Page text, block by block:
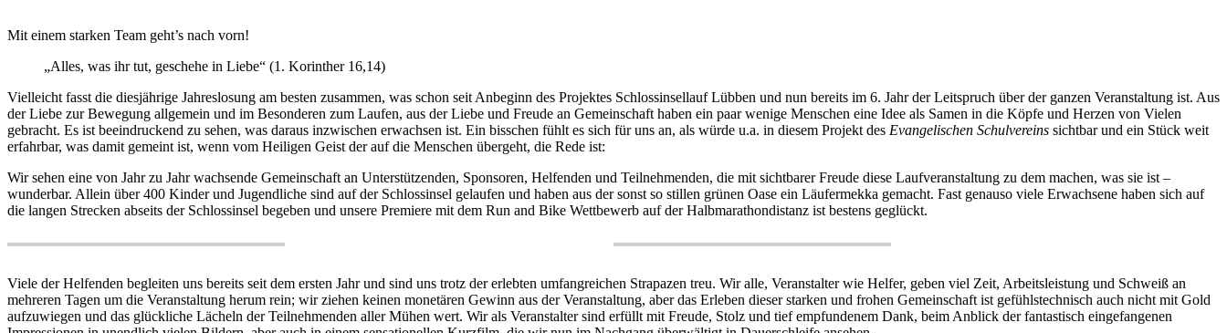
Mit einem starken Team geht’s nach vorn!
„Alles, was ihr tut, geschehe in Liebe“ (1. Korinther 16,14)
Vielleicht fasst die diesjährige Jahreslosung am besten zusammen, was schon seit Anbeginn des Projektes Schlossinsellauf Lübben und nun bereits im 6. Jahr der Leitspruch über der ganzen Veranstaltung ist. Aus
der Liebe zur Bewegung allgemein und im Besonderen zum Laufen, aus der Liebe und Freude an Gemeinschaft haben ein paar wenige Menschen eine Idee als Samen in die Köpfe und Herzen von Vielen
gebracht. Es ist beeindruckend zu sehen, was daraus inzwischen erwachsen ist. Ein bisschen fühlt es sich für uns an, als würde u.a. in diesem Projekt des Evangelischen Schulvereins sichtbar und ein Stück weit
erfahrbar, was damit gemeint ist, wenn vom Heiligen Geist der auf die Menschen übergeht, die Rede ist:
Wir sehen eine von Jahr zu Jahr wachsende Gemeinschaft an Unterstützenden, Sponsoren, Helfenden und Teilnehmenden, die mit sichtbarer Freude diese Laufveranstaltung zu dem machen, was sie ist –
wunderbar. Allein über 400 Kinder und Jugendliche sind auf der Schlossinsel gelaufen und haben aus der sonst so stillen grünen Oase ein Läufermekka gemacht. Fast genauso viele Erwachsene haben sich auf
die langen Strecken abseits der Schlossinsel begeben und unsere Premiere mit dem Run and Bike Wettbewerb auf der Halbmarathondistanz ist bestens geglückt.
Viele der Helfenden begleiten uns bereits seit dem ersten Jahr und sind uns trotz der erlebten umfangreichen Strapazen treu. Wir alle, Veranstalter wie Helfer, geben viel Zeit, Arbeitsleistung und Schweiß an
mehreren Tagen um die Veranstaltung herum rein; wir ziehen keinen monetären Gewinn aus der Veranstaltung, aber das Erleben dieser starken und frohen Gemeinschaft ist gefühlstechnisch auch nicht mit Gold
aufzuwiegen und das glückliche Lächeln der Teilnehmenden aller Mühen wert. Wir als Veranstalter sind erfüllt mit Freude, Stolz und tief empfundenem Dank, beim Anblick der fantastisch eingefangenen